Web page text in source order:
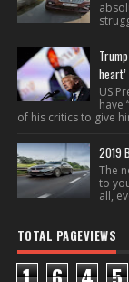
heart’
US
have
of his critics to give
2019
The
to
all,
TOTAL PAGEVIEWS